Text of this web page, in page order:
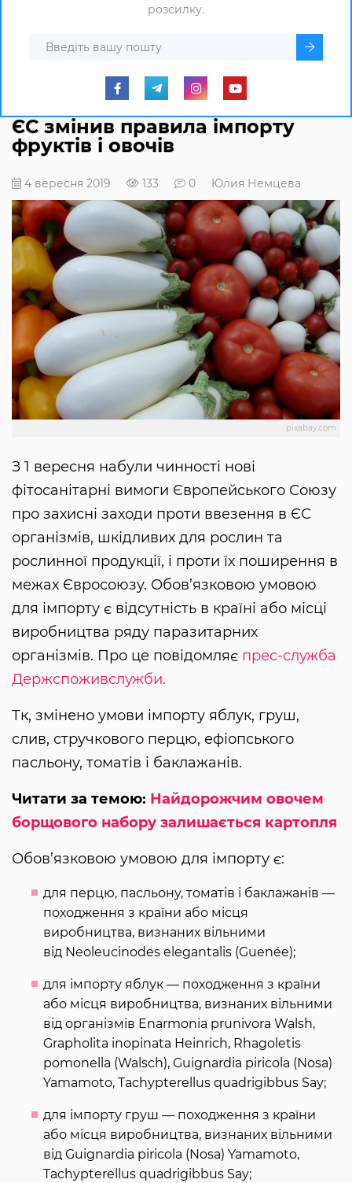
розсилку.
ЄС змінив правила імпорту
фруктів і овочів
4 вересня 2019 133 0 Юлия Немцева
pixabay.com
З 1 вересня набули чинності нові
фітосанітарні вимоги Європейського Союзу
про захисні заходи проти ввезення в ЄС
організмів, шкідливих для рослин та
рослинної продукції, і проти їх поширення в
межах Євросоюзу. Обов’язковою умовою
для імпорту є відсутність в країні або місці
виробництва ряду паразитарних
організмів. Про це повідомляє прес-служба
Держспоживслужби.
Тк, змінено умови імпорту яблук, груш,
слив, стручкового перцю, ефіопського
пасльону, томатів і баклажанів.
Читати за темою: Найдорожчим овочем
борщового набору залишається картопля
Обов’язковою умовою для імпорту є:
для перцю, пасльону, томатів і баклажанів —
походження з країни або місця
виробництва, визнаних вільними
від Neoleucinodes elegantalis (Guenée);
для імпорту яблук — походження з країни
або місця виробництва, визнаних вільними
від організмів Enarmonia prunivora Walsh,
Grapholita inopinata Heinrich, Rhagoletis
pomonella (Walsch), Guignardia piricola (Nosa)
Yamamoto, Tachypterellus quadrigibbus Say;
для імпорту груш — походження з країни
або місця виробництва, визнаних вільними
від Guignardia piricola (Nosa) Yamamoto,
Tachypterellus quadrigibbus Say;